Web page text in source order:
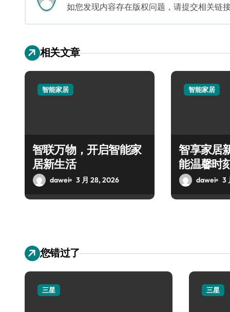
如您发现内容存在版权问题，请提交相关链
相关文章
智能家居
智联万物，开启智能家
居新生活
dawei 3 月 28, 2026
智能家居
智享家居
能温馨时
dawei 3
您错过了
三星 三星